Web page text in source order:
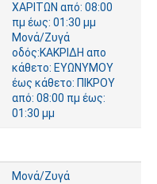
ΧΑΡΙΤΩΝ από: 08:00
πμ έως: 01:30 μμ
Μονά/Ζυγά
οδός:ΚΑΚΡΙΔΗ απο
κάθετο: ΕΥΩΝΥΜΟΥ
έως κάθετο: ΠΙΚΡΟΥ
από: 08:00 πμ έως:
01:30 μμ
Μονά/Ζυγά